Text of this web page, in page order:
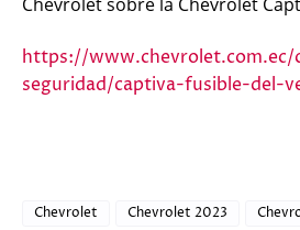
https://www.chevrolet.com.ec/
seguridad/captiva-fusible-del-
Chevrolet Chevrolet 2023